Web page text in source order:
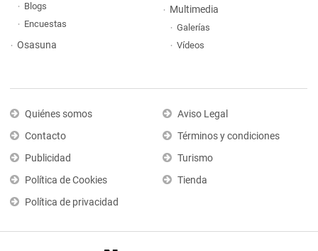
Blogs
Encuestas
Osasuna
Multimedia
Galerías
Vídeos
Quiénes somos
Contacto
Publicidad
Política de Cookies
Política de privacidad
Aviso Legal
Términos y condiciones
Turismo
Tienda